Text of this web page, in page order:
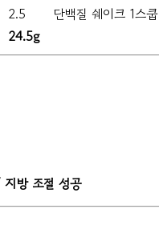
2.5
단백질 쉐이크 1스쿱
24.5g
방 조절 성공